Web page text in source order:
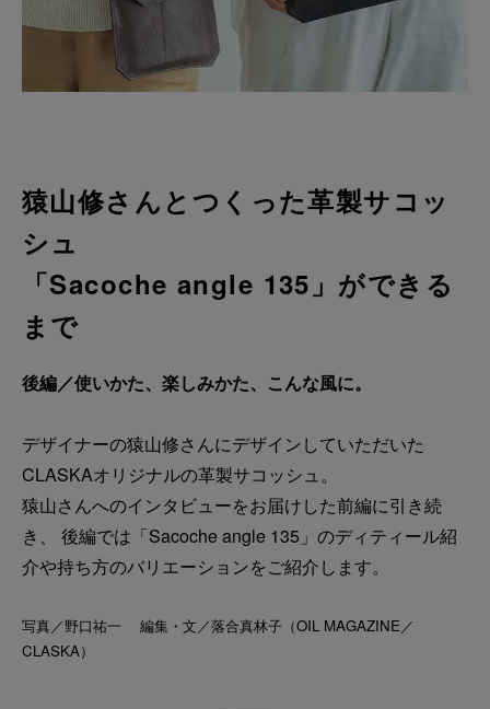
猿山修さんとつくった革製サコッ
シュ
「Sacoche angle 135」ができる
まで
後編／使いかた、楽しみかた、こんな風に。
デザイナーの猿山修さんにデザインしていただいた
CLASKAオリジナルの革製サコッシュ。
猿山さんへのインタビューをお届けした前編に引き続
き、 後編では「Sacoche angle 135」のディティール紹
介や持ち方のバリエーションをご紹介します。
写真／野口祐一 編集・文／落合真林子（OIL MAGAZINE／
CLASKA）